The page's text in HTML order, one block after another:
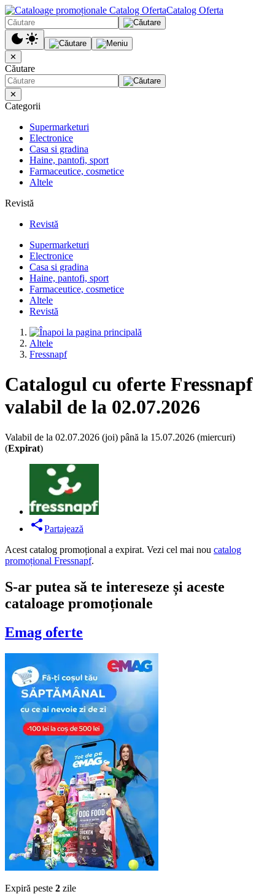
Catalog Oferta
✕
Căutare
✕
Categorii
Supermarketuri
Electronice
Casa si gradina
Haine, pantofi, sport
Farmaceutice, cosmetice
Altele
Revistă
Revistă
Supermarketuri
Electronice
Casa si gradina
Haine, pantofi, sport
Farmaceutice, cosmetice
Altele
Revistă
Altele
Fressnapf
Catalogul cu oferte Fressnapf
valabil de la 02.07.2026
Valabil de la 02.07.2026 (joi) până la 15.07.2026 (miercuri)
(Expirat)
Partajează
Acest catalog promoțional a expirat. Vezi cel mai nou catalog
promoțional Fressnapf.
S-ar putea să te intereseze și aceste
cataloage promoționale
Emag oferte
Expiră peste 2 zile